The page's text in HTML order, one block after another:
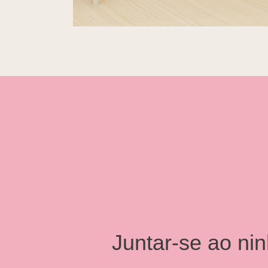
Juntar-se ao